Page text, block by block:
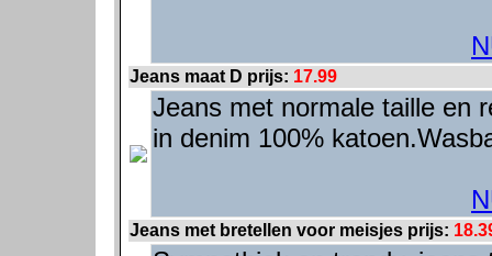
Jeans maat D prijs: 17.99
Jeans met normale taille en
in denim 100%
Jeans met bretellen voor meisjes prijs: